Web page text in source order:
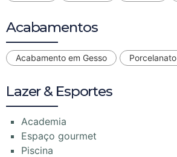
Acabamentos
Acabamento em Gesso Porcelanato
Lazer & Esportes
Academia
Espaço gourmet
Piscina